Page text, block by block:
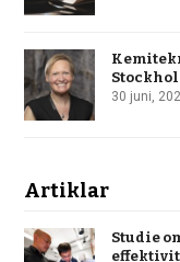
30 juni,
Artiklar
Studie